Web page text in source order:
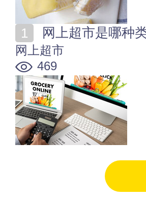
网上超市是哪种
网上超市
469